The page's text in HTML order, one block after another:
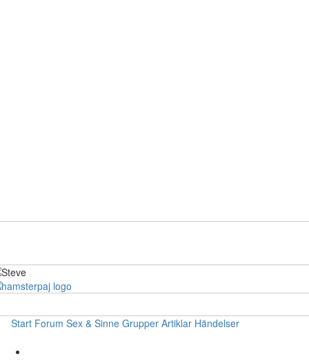
Start Forum Sex & Sinne Grupper Artiklar Händelser